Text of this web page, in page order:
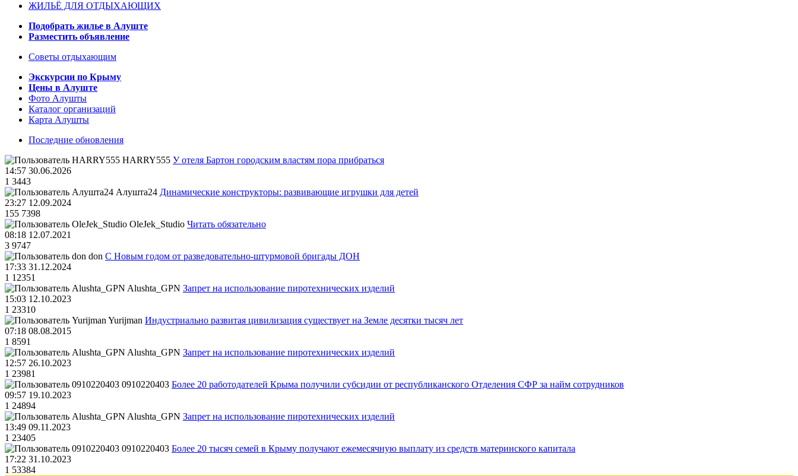
ЖИЛЬЁ ДЛЯ ОТДЫХАЮЩИХ
Подобрать жилье в Алуште
Разместить объявление
Советы отдыхающим
Экскурсии по Крыму
Цены в Алуште
Фото Алушты
Каталог организаций
Карта Алушты
Последние обновления
HARRY555 У отеля Бартон городским властям пора прибраться
14:57 30.06.2026
1 3443
Алушта24 Динамические конструкторы: развивающие игрушки для детей
23:27 12.09.2024
155 7398
OleJek_Studio Читать обязательно
08:18 12.07.2021
3 9747
don С Новым годом от разведовательно-штурмовой бригады ДОН
17:33 31.12.2024
1 12351
Alushta_GPN Запрет на использование пиротехнических изделий
15:03 12.10.2023
1 23310
Yurijman Индустриально развитая цивилизация существует на Земле десятки тысяч лет
07:18 08.08.2015
1 8591
Alushta_GPN Запрет на использование пиротехнических изделий
12:57 26.10.2023
1 23981
0910220403 Более 20 работодателей Крыма получили субсидии от республиканского Отделения СФР за найм сотрудников
09:57 19.10.2023
1 24894
Alushta_GPN Запрет на использование пиротехнических изделий
13:49 09.11.2023
1 23405
0910220403 Более 20 тысяч семей в Крыму получают ежемесячную выплату из средств материнского капитала
17:22 31.10.2023
1 53384